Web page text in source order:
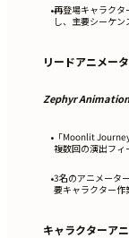
•再登場キャラクタ
し、主要シーケン
リードアニメー
Zephyr
• 「Moonlit
複数回の演出フィ
•3名のアニメータ
要キャラクター作
キャラクターア